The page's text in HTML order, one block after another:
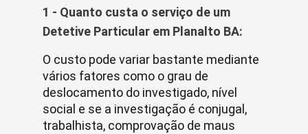
1 - Quanto custa o serviço de um
Detetive Particular em Planalto BA:
O custo pode variar bastante mediante
vários fatores como o grau de
deslocamento do investigado, nível
social e se a investigação é conjugal,
trabalhista, comprovação de maus